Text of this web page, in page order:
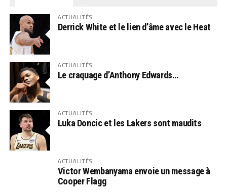
ACTUALITÉS
Derrick White et le lien d’âme avec le Heat
ACTUALITÉS
Le craquage d’Anthony Edwards…
ACTUALITÉS
Luka Doncic et les Lakers sont maudits
ACTUALITÉS
Victor Wembanyama envoie un message à
Cooper Flagg